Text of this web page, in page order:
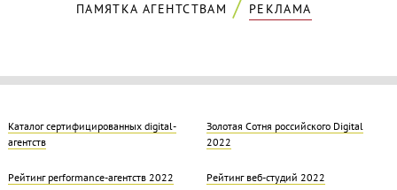
ПАМЯТКА АГЕНТСТВАМ
РЕКЛАМА
Каталог сертифицированных digital-
агентств
Золотая Cотня российского Digital
2022
Рейтинг performance-агентств 2022 Рейтинг веб-студий 2022